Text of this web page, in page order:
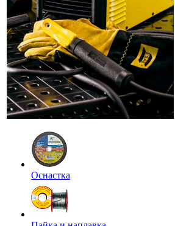
Оснастка